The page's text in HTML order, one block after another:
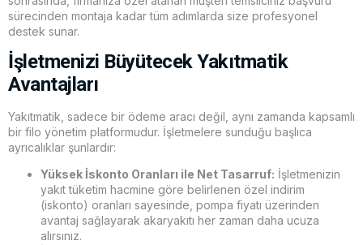
sürecinden montaja kadar tüm adımlarda size profesyonel
destek sunar.
İşletmenizi Büyütecek Yakıtmatik
Avantajları
Yakıtmatik, sadece bir ödeme aracı değil, aynı zamanda kapsamlı
bir filo yönetim platformudur. İşletmelere sunduğu başlıca
ayrıcalıklar şunlardır:
Yüksek İskonto Oranları ile Net Tasarruf: İşletmenizin
yakıt tüketim hacmine göre belirlenen özel indirim
(iskonto) oranları sayesinde, pompa fiyatı üzerinden
avantaj sağlayarak akaryakıtı her zaman daha ucuza
alırsınız.